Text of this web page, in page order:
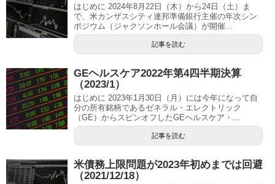
はじめに 2024年8月22日（木）から24日（土）ま
で、米カンザスシティ連邦準備銀行主催の年次シン
ポジウム（ジャクソンホール会議）が開催...
記事を読む
GEヘルスケア2022年第4四半期決算
（2023/1）
はじめに 2023年1月30日（月）には今年になって自
分の所有銘柄であるゼネラル・エレクトリック
（GE）からスピンオフしたGEヘルスケア・...
記事を読む
米債務上限問題が2023年初めまでは回避
（2021/12/18）